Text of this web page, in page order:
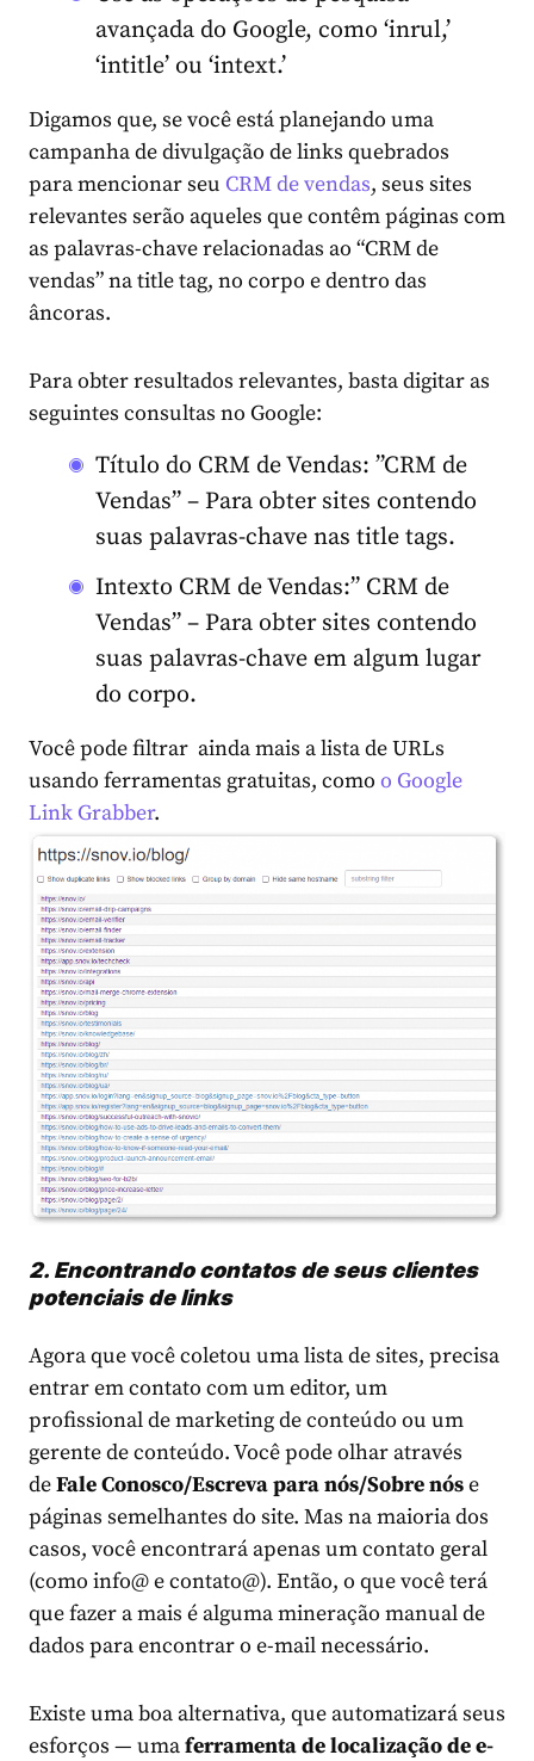
avançada do Google, como ‘inrul,’
‘intitle’ ou ‘intext.’
Digamos que, se você está planejando uma
campanha de divulgação de links quebrados
para mencionar seu CRM de vendas, seus sites
relevantes serão aqueles que contêm páginas com
as palavras-chave relacionadas ao “CRM de
vendas” na title tag, no corpo e dentro das
âncoras.
Para obter resultados relevantes, basta digitar as
seguintes consultas no Google:
Título do CRM de Vendas: ”CRM de
Vendas” – Para obter sites contendo
suas palavras-chave nas title tags.
Intexto CRM de Vendas:” CRM de
Vendas” – Para obter sites contendo
suas palavras-chave em algum lugar
do corpo.
Você pode filtrar ainda mais a lista de URLs
usando ferramentas gratuitas, como o Google
Link Grabber.
2. Encontrando contatos de seus clientes
potenciais de links
Agora que você coletou uma lista de sites, precisa
entrar em contato com um editor, um
profissional de marketing de conteúdo ou um
gerente de conteúdo. Você pode olhar através
deFale Conosco/Escreva para nós/Sobre nóse
páginas semelhantes do site. Mas na maioria dos
casos, você encontrará apenas um contato geral
(como info@ e contato@). Então, o que você terá
que fazer a mais é alguma mineração manual de
dados para encontrar o e-mail necessário.
Existe uma boa alternativa, que automatizará seus
esforços — umaferramenta de localização de e-